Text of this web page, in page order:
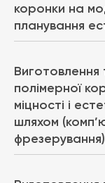
коронки на
планування
Виготовлення
полімерної
міцності і
шляхом
фрезерування)